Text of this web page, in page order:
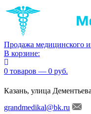
Продажа медицинского
В корзине:
0 товаров — 0 руб.
Казань, улица
grandmedikal@bk.ru